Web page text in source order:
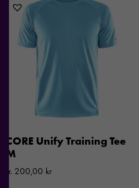
CORE Unify Training Tee
M
fr. 200,00 kr